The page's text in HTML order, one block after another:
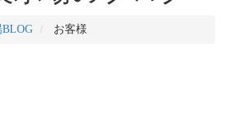
お客様